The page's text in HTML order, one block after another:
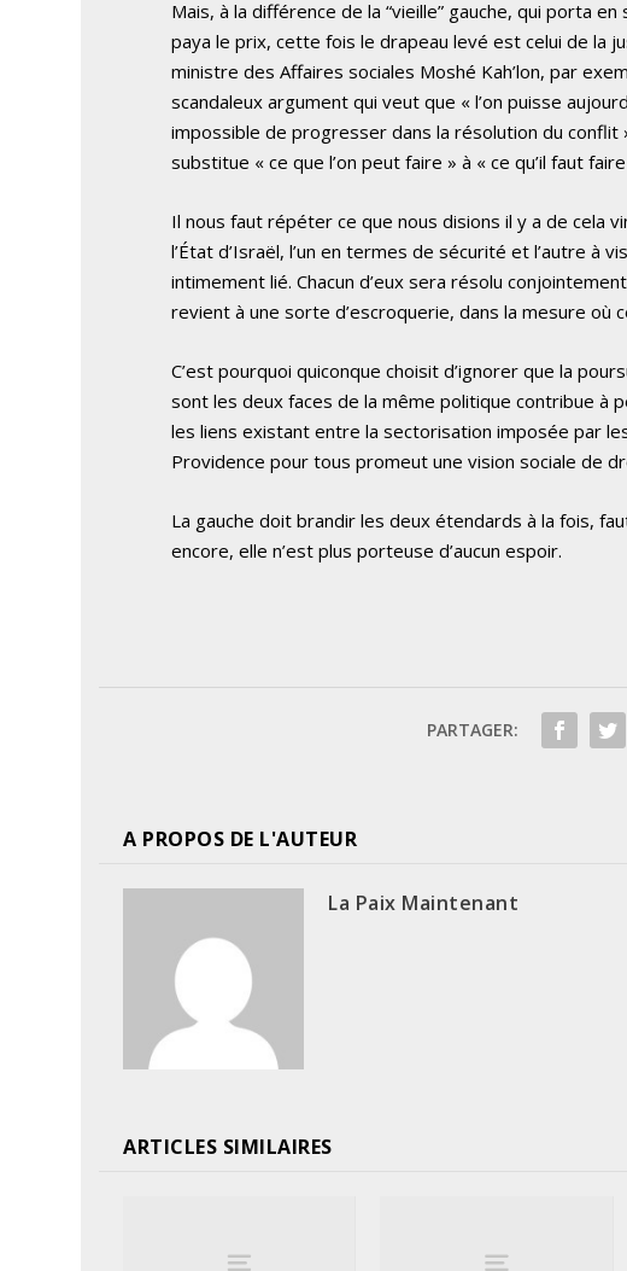
Mais, à la différence de la “vieille” gauche, qui porta
paya le prix, cette fois le drapeau levé est celui de la
ministre des Affaires sociales Moshé Kah’lon, par
scandaleux argument qui veut que « l’on puisse
impossible de progresser dans la résolution du
substitue « ce que l’on peut faire » à « ce qu’il faut
Il nous faut répéter ce que nous disions il y a de cela
l’État d’Israël, l’un en termes de sécurité et l’autre à
intimement lié. Chacun d’eux sera résolu
revient à une sorte d’escroquerie, dans la mesure où
C’est pourquoi quiconque choisit d’ignorer que la
sont les deux faces de la même politique contribue à
les liens existant entre la sectorisation imposée par
Providence pour tous promeut une vision sociale de
La gauche doit brandir les deux étendards à la fois,
encore, elle n’est plus porteuse d’aucun espoir.
PARTAGER:
A PROPOS DE L'AUTEUR
La Paix Maintenant
ARTICLES SIMILAIRES